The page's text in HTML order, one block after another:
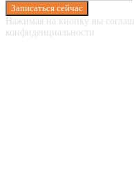
Записаться сейчас
Нажимая на кнопку вы
конфиденциальности